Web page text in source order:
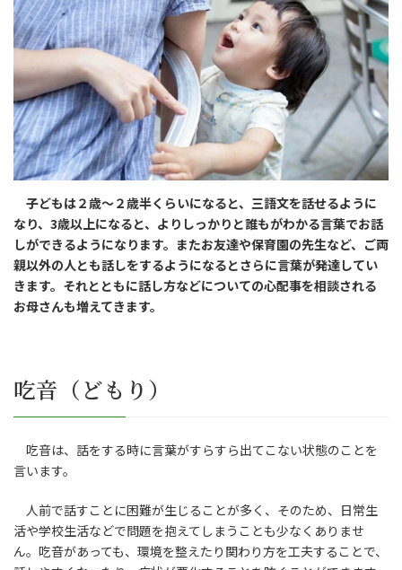
子どもは２歳〜２歳半くらいになると、三語文を話せるように
なり、3歳以上になると、よりしっかりと誰もがわかる言葉でお話
しができるようになります。またお友達や保育園の先生など、ご両
親以外の人とも話しをするようになるとさらに言葉が発達してい
きます。それとともに話し方などについての心配事を相談される
お母さんも増えてきます。
吃音（どもり）
吃音は、話をする時に言葉がすらすら出てこない状態のことを
言います。
人前で話すことに困難が生じることが多く、そのため、日常生
活や学校生活などで問題を抱えてしまうことも少なくありませ
ん。吃音があっても、環境を整えたり関わり方を工夫することで、